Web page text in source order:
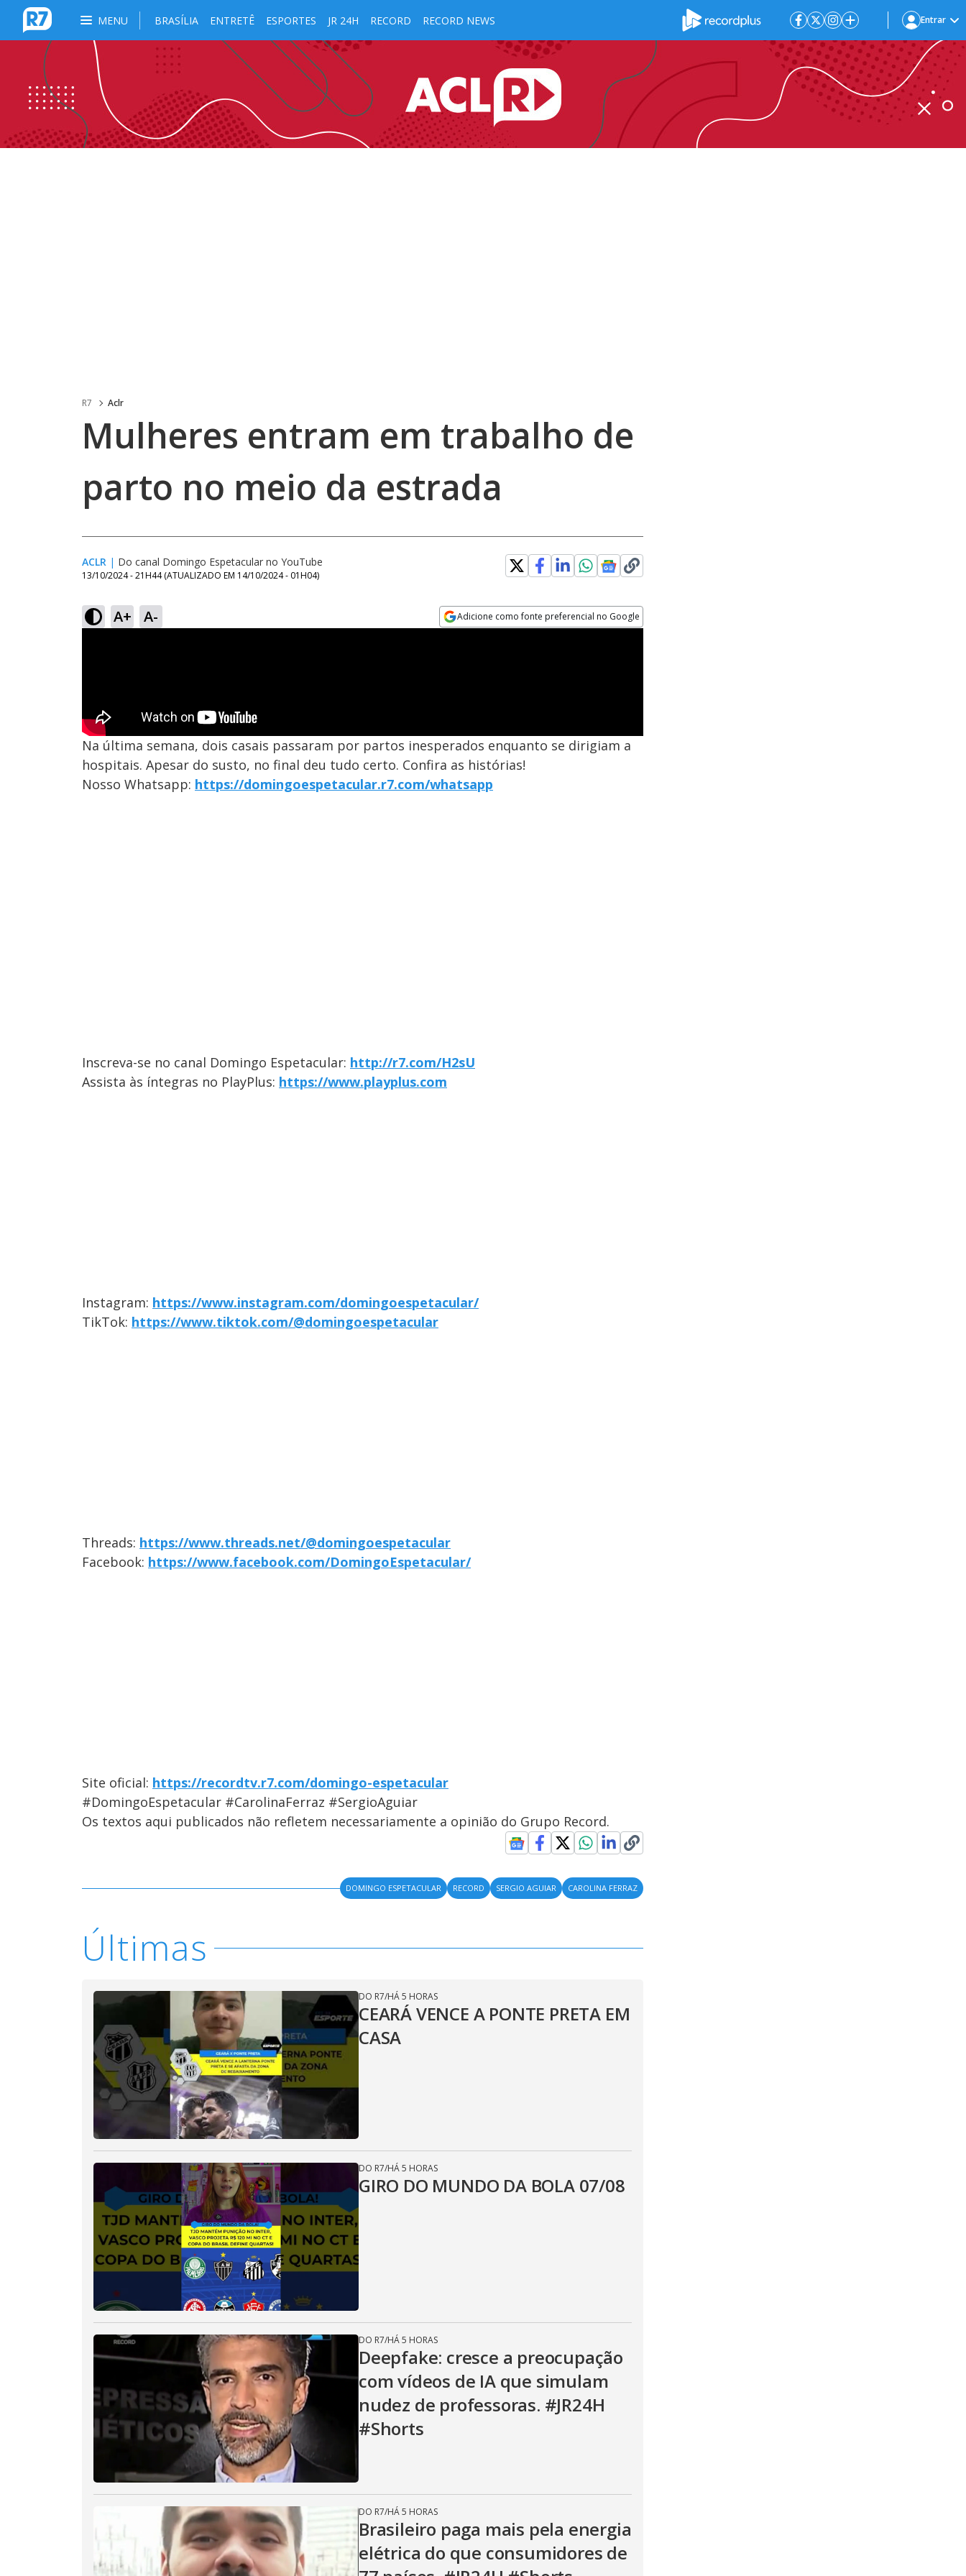
MENU BRASÍLIA ENTRETÊ ESPORTES JR 24H RECORD RECORD NEWS Entrar
R7 Aclr
Mulheres entram em trabalho de
parto no meio da estrada
ACLR | Do canal Domingo Espetacular no YouTube
13/10/2024 - 21H44 (ATUALIZADO EM 14/10/2024 - 01H04)
A+ A- Adicione como fonte preferencial no Google
Na última semana, dois casais passaram por partos inesperados enquanto se dirigiam a
hospitais. Apesar do susto, no final deu tudo certo. Confira as histórias!
Nosso Whatsapp: https://domingoespetacular.r7.com/whatsapp
Inscreva-se no canal Domingo Espetacular: http://r7.com/H2sU
Assista às íntegras no PlayPlus: https://www.playplus.com
Instagram: https://www.instagram.com/domingoespetacular/
TikTok: https://www.tiktok.com/@domingoespetacular
Threads: https://www.threads.net/@domingoespetacular
Facebook: https://www.facebook.com/DomingoEspetacular/
Site oficial: https://recordtv.r7.com/domingo-espetacular
#DomingoEspetacular #CarolinaFerraz #SergioAguiar
Os textos aqui publicados não refletem necessariamente a opinião do Grupo Record.
DOMINGO ESPETACULAR RECORD SERGIO AGUIAR CAROLINA FERRAZ
Últimas
DO R7/HÁ 5 HORAS
CEARÁ VENCE A PONTE PRETA EM
CASA
DO R7/HÁ 5 HORAS
GIRO DO MUNDO DA BOLA 07/08
DO R7/HÁ 5 HORAS
Deepfake: cresce a preocupação
com vídeos de IA que simulam
nudez de professoras. #JR24H
#Shorts
DO R7/HÁ 5 HORAS
Brasileiro paga mais pela energia
elétrica do que consumidores de